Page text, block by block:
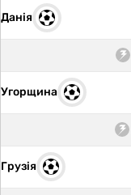
Данія
Угорщина
Грузія